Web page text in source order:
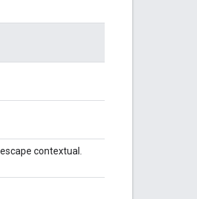
contextual.